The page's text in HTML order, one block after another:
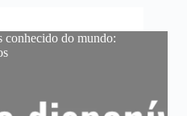
conhecido do mundo: